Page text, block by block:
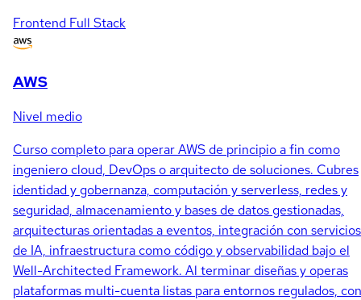
Frontend Full Stack
AWS
Nivel medio
Curso completo para operar AWS de principio a fin como
ingeniero cloud, DevOps o arquitecto de soluciones. Cubres
identidad y gobernanza, computación y serverless, redes y
seguridad, almacenamiento y bases de datos gestionadas,
arquitecturas orientadas a eventos, integración con servicios
de IA, infraestructura como código y observabilidad bajo el
Well-Architected Framework. Al terminar diseñas y operas
plataformas multi-cuenta listas para entornos regulados, con